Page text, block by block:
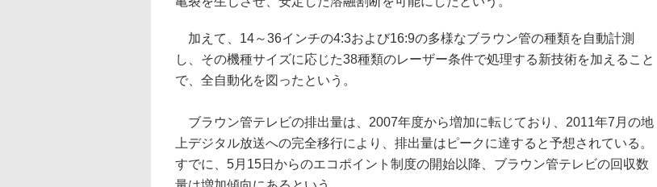
加えて、14～36インチの4:3および16:9の多様なブラウン管の種類を自動計測
し、その機種サイズに応じた38種類のレーザー条件で処理する新技術を加えること
で、全自動化を図ったという。
ブラウン管テレビの排出量は、2007年度から増加に転じており、2011年7月の地
上デジタル放送への完全移行により、排出量はピークに達すると予想されている。
すでに、5月15日からのエコポイント制度の開始以降、ブラウン管テレビの回収数